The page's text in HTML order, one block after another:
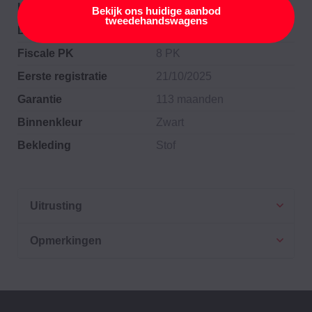
Bekijk ons huidige aanbod
tweedehandswagens
KW/CV (gecombineerd)
116 PK
DIN PK
116 PK
Fiscale PK
8 PK
Eerste registratie
21/10/2025
Garantie
113 maanden
Binnenkleur
Zwart
Bekleding
Uitrusting
Opmerkingen